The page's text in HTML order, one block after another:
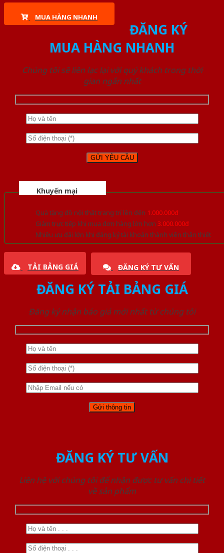
MUA HÀNG NHANH
ĐĂNG KÝ
MUA HÀNG NHANH
Chúng tôi sẽ liên lạc lại với quý khách trong thời
gian ngắn nhất
Khuyến mại
Quà tặng đồ nội thất trang trí lên đến 1.000.000đ
Giảm trực tiếp khi mua đơn hàng lớn hơn 3.000.000đ
Nhiều ưu đãi lớn khi đăng ký tài khoản thành viên thân thiết
TẢI BẢNG GIÁ ĐĂNG KÝ TƯ VẤN
ĐĂNG KÝ TẢI BẢNG GIÁ
Đăng ký nhận báo giá mới nhất từ chúng tôi
ĐĂNG KÝ TƯ VẤN
Liên hệ với chúng tôi để nhận được tư vấn chi tiết
về sản phẩm